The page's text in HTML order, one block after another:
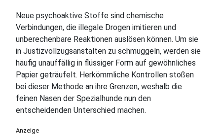
Neue psychoaktive Stoffe sind chemische
Verbindungen, die illegale Drogen imitieren und
unberechenbare Reaktionen auslösen können. Um sie
in Justizvollzugsanstalten zu schmuggeln, werden sie
häufig unauffällig in flüssiger Form auf gewöhnliches
Papier geträufelt. Herkömmliche Kontrollen stoßen
bei dieser Methode an ihre Grenzen, weshalb die
feinen Nasen der Spezialhunde nun den
entscheidenden Unterschied machen.
Anzeige